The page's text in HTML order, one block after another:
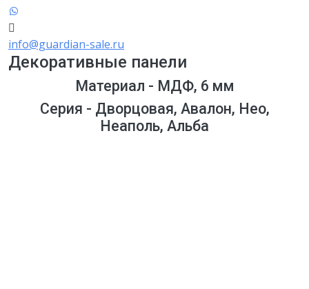
info@guardian-sale.ru
Декоративные панели
Материал - МДФ, 6 мм
Серия - Дворцовая, Авалон, Нео,
Неаполь, Альба